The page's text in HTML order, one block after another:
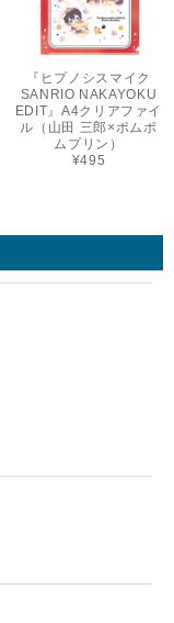
『ヒプノシスマイク
SANRIO NAKAYOKU
EDIT』A4クリアファイ
ル（山田 三郎×ポムポ
ムプリン）
¥495